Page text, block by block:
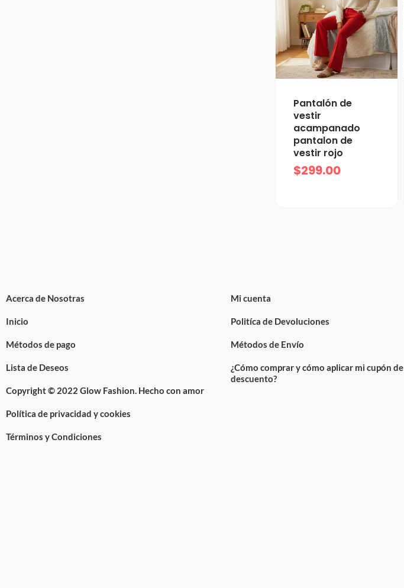
Pantalón de
vestir
acampanado
pantalon de
vestir rojo
$299.00
Acerca de Nosotras
Inicio
Métodos de pago
Lista de Deseos
Copyright © 2022 Glow Fashion. Hecho con amor
Política de privacidad y cookies
Términos y Condiciones
Mi cuenta
Politíca de Devoluciones
Métodos de Envío
¿Cómo comprar y cómo aplicar mi cupón de
descuento?